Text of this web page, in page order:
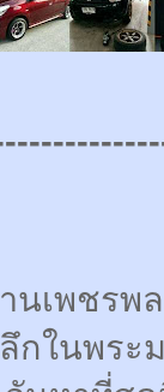
นเพชรพ
กในพร